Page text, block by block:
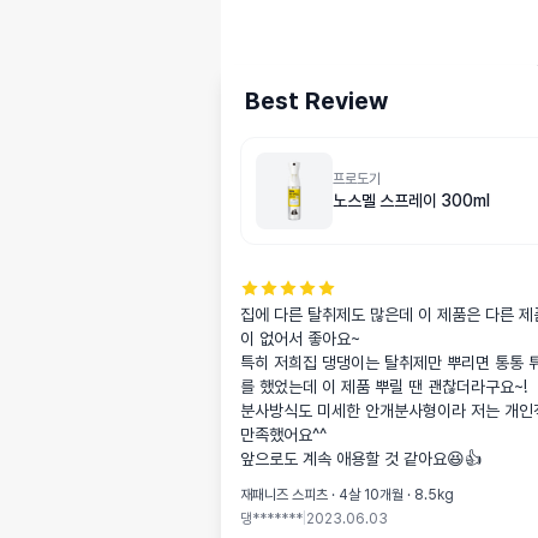
Best Review
프로도기
노스멜 스프레이 300ml
집에 다른 탈취제도 많은데 이 제품은 다른
이 없어서 좋아요~
특히 저희집 댕댕이는 탈취제만 뿌리면 통통
를 했었는데 이 제품 뿌릴 땐 괜찮더라구요~!
분사방식도 미세한 안개분사형이라 저는 개인
만족했어요^^
앞으로도 계속 애용할 것 같아요😆👍
재패니즈 스피츠 · 4살 10개월 · 8.5kg
댕******* 2023.06.03